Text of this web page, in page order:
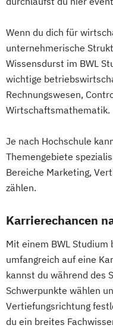
Wenn du dich für
unternehmerische
Wissensdurst im BWL
wichtige
Rechnungswesen,
Wirtschaftsmathematik.
Je nach Hochschule
Themengebiete
Bereiche Marketing,
zählen.
Karrierechancen
Mit einem BWL
umfangreich auf eine
kannst du während des
Schwerpunkte wählen
Vertiefungsrichtung
du ein breites